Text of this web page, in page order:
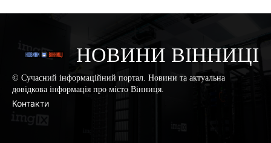
НОВИНИ ВІННИЦІ
© Сучасний інформаційний портал. Новини та актуальна
довідкова інформація про місто Вінниця.
Контакти